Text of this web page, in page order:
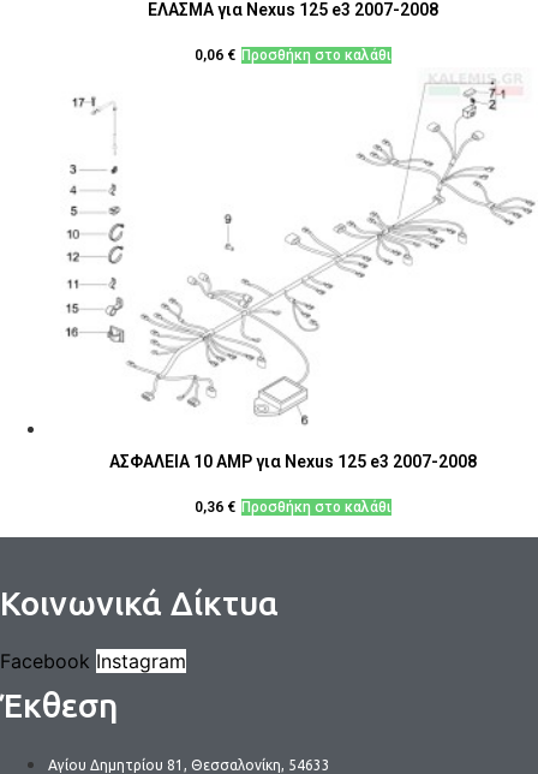
ΕΛΑΣΜΑ για Nexus 125 e3 2007-2008
0,06 € Προσθήκη στο καλάθι
ΑΣΦΑΛΕΙΑ 10 AMP για Nexus 125 e3 2007-2008
0,36 € Προσθήκη στο καλάθι
Κοινωνικά Δίκτυα
Facebook Instagram
Έκθεση
Αγίου Δημητρίου 81, Θεσσαλονίκη, 54633